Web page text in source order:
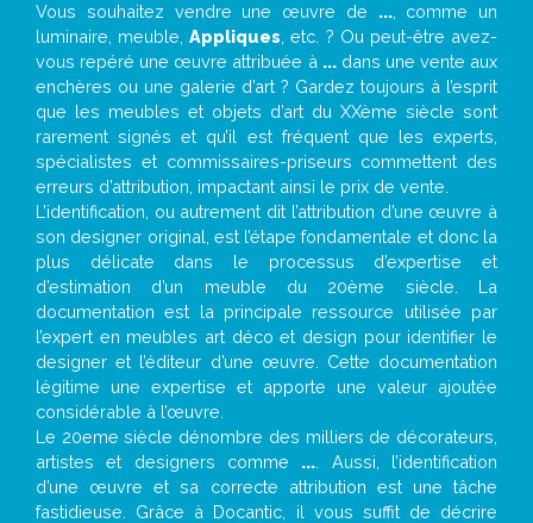
Vous souhaitez vendre une œuvre de ..., comme un
luminaire, meuble,Appliques , etc. ? Ou peut-être avez-
vous repéré une œuvre attribuée à ...dans une vente aux
enchères ou une galerie d’art ? Gardez toujours à l’esprit
que les meubles et objets d’art du XXème siècle sont
rarement signés et qu’il est fréquent que les experts,
spécialistes et commissaires-priseurs commettent des
erreurs d’attribution, impactant ainsi le prix de vente.
L’identification, ou autrement dit l’attribution d’une œuvre à
son designer original, est l’étape fondamentale et donc la
plus délicate dans le processus d’expertise et
d’estimation d’un meuble du 20ème siècle. La
documentation est la principale ressource utilisée par
l’expert en meubles art déco et design pour identifier le
designer et l’éditeur d’une œuvre. Cette documentation
légitime une expertise et apporte une valeur ajoutée
considérable à l’œuvre.
Le 20eme siècle dénombre des milliers de décorateurs,
artistes et designers comme ... . Aussi, l’identification
d’une œuvre et sa correcte attribution est une tâche
fastidieuse. Grâce à Docantic, il vous suffit de décrire